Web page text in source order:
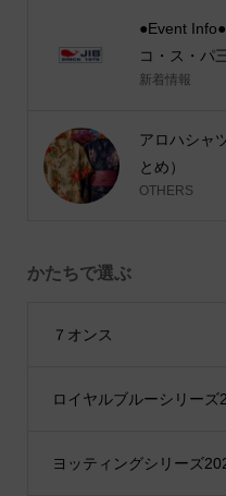
●Event
コ・ス・パ
新着情報
アロハシャ
とめ）
OTHERS
かたちで選ぶ
７オンス
ロイヤルブルーシリーズ
ヨッティングシリーズ